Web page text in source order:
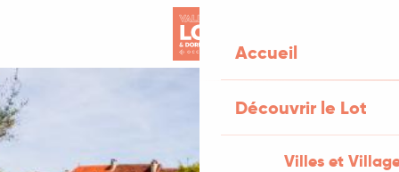
principal
Accueil
Découvrir le Lot
Villes et